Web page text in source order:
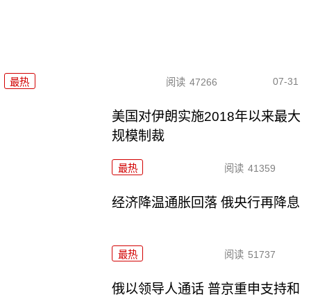
最热 阅读 47266 07-31
美国对伊朗实施2018年以来最大
规模制裁
最热 阅读 41359
经济降温通胀回落 俄央行再降息
最热 阅读 51737
俄以领导人通话 普京重申支持和